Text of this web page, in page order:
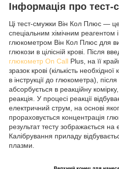
Інформація про
Ці тест-смужки Він Кол Плюс —
спеціальним хімічним
глюкометром Він Кол Плюс для
глюкози в цілісній крові. Після
глюкометр On Call Plus, на її
зразок крові (кількість
в інструкції до глюкометра),
абсорбується в реакційну
реакція. У процесі реакції
електричний струм, на основі
прораховується концентрація
результат тесту зображається на
Калібрування приладу
плазми.